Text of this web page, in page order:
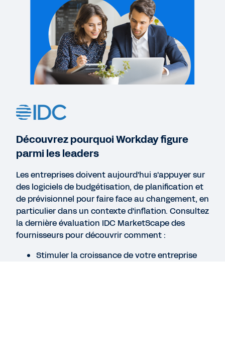
Workday Adaptive Planning
Adaptability Is a Strategic Imperative for Future
Success
RAPPORT
préparation à l'intégration de la planification
Finance et RH avec la xP&A (en anglais)
EBOOK
L'importance de la planification à l'échelle de
l'entreprise (en anglais)
Voir plus de ressources
Découvrez pourquoi Workday figure
parmi les leaders
Les entreprises doivent aujourd'hui s'appuyer sur
des logiciels de budgétisation, de planification et
de prévisionnel pour faire face au changement, en
particulier dans un contexte d'inflation. Consultez
la dernière évaluation IDC MarketScape des
fournisseurs pour découvrir comment :
Stimuler la croissance de votre entreprise